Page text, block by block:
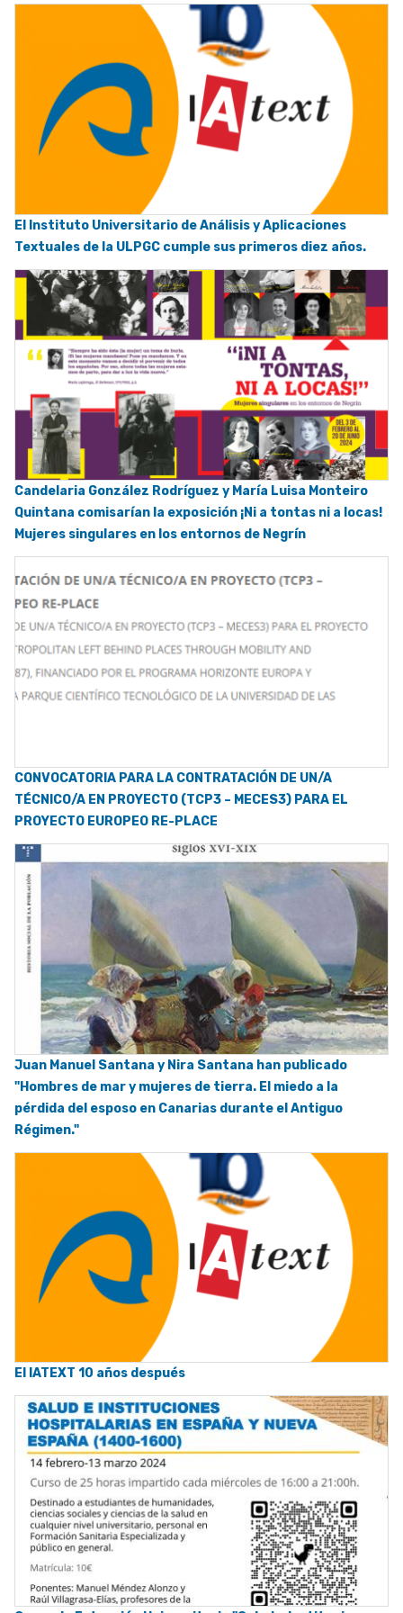
El Instituto Universitario de Análisis y Aplicaciones
Textuales de la ULPGC cumple sus primeros diez años.
Candelaria González Rodríguez y María Luisa Monteiro
Quintana comisarían la exposición ¡Ni a tontas ni a locas!
Mujeres singulares en los entornos de Negrín
CONVOCATORIA PARA LA CONTRATACIÓN DE UN/A
TÉCNICO/A EN PROYECTO (TCP3 – MECES3) PARA EL
PROYECTO EUROPEO RE-PLACE
Juan Manuel Santana y Nira Santana han publicado
"Hombres de mar y mujeres de tierra. El miedo a la
pérdida del esposo en Canarias durante el Antiguo
Régimen."
El IATEXT 10 años después